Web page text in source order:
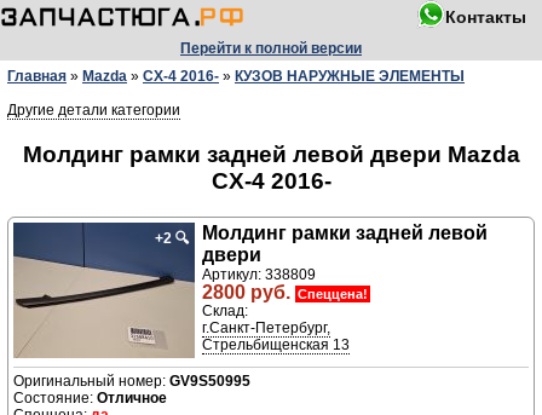
Контакты
Перейти к полной версии
Главная » Mazda » CX-4 2016- » КУЗОВ НАРУЖНЫЕ ЭЛЕМЕНТЫ
Другие детали категории
Молдинг рамки задней левой двери Mazda
CX-4 2016-
+2 🔍
Молдинг рамки задней левой
двери
Артикул: 338809
2800 руб. Спеццена!
Склад:
г.Санкт-Петербург,
Стрельбищенская 13
GV9S50995
Отличное